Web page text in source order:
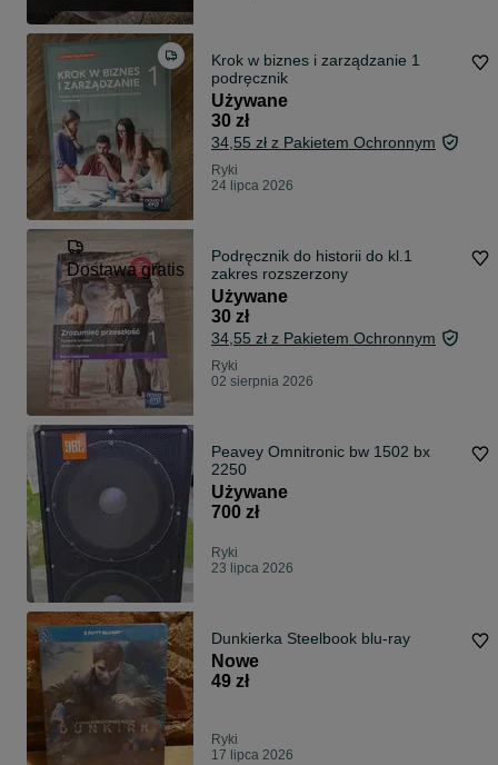
Krok w biznes i zarządzanie 1
podręcznik
Używane
30 zł
34,55 zł z Pakietem Ochronnym
Ryki
24 lipca 2026
Dostawa gratis
Podręcznik do historii do kl.1
zakres rozszerzony
Używane
30 zł
34,55 zł z Pakietem Ochronnym
Ryki
02 sierpnia 2026
Peavey Omnitronic bw 1502 bx
2250
Używane
700 zł
Ryki
23 lipca 2026
Dunkierka Steelbook blu-ray
Nowe
49 zł
Ryki
17 lipca 2026